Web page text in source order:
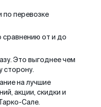
по перевозке
сравнению от и до
Это выгоднее чем
сторону.
на лучшие
акции, скидки и
Сале.